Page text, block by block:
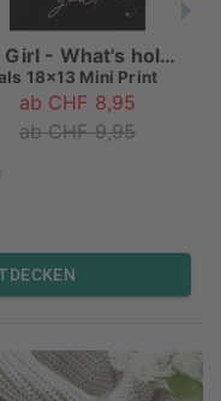
Oh Girl - What's holding you
18x13 Mini Print
ab CHF 8,95
ab CHF 9,95